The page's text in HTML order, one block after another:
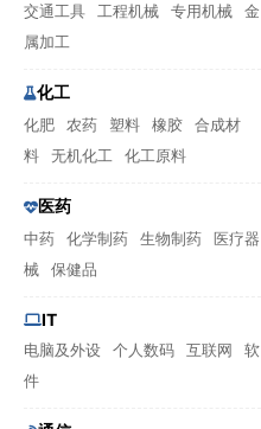
交通工具 工程机械 专用机械
金
属加工
化工
化肥 农药 塑料 橡胶
合成材
料
无机化工 化工原料
医药
中药 化学制药 生物制药
医疗器
械
保健品
IT
电脑及外设 个人数码 互联网
软
件